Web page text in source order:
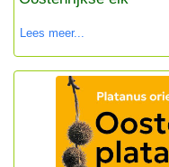
Lees meer...